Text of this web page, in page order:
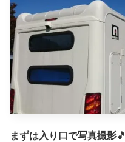
まずは入り口で写真撮影🎵